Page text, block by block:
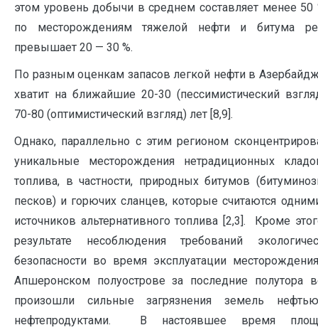
этом уровень добычи в среднем составляет менее 50
по месторождениям тяжелой нефти и битума
превышает 20 — 30 %.
По разным оценкам запасов легкой нефти в
хватит на ближайшие 20-30 (пессимистический
70-80 (оптимистический взгляд) лет [8,9].
Однако, параллельно с этим регионом
уникальные месторождения нетрадиционных
топлива, в частности, природных битумов
песков) и горючих сланцев, которые считаются
источников альтернативного топлива [2,3]. Кроме
результате несоблюдения требований
безопасности во время эксплуатации
Апшеронском полуострове за последние полутора
произошли сильные загрязнения земель
нефтепродуктами. В настоявшее время